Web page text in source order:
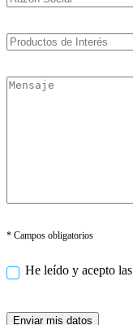
* Campos obligatorios
He leído y acepto las